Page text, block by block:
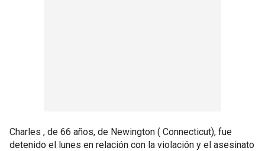
Charles , de 66 años, de Newington ( Connecticut), fue
detenido el lunes en relación con la violación y el asesinato